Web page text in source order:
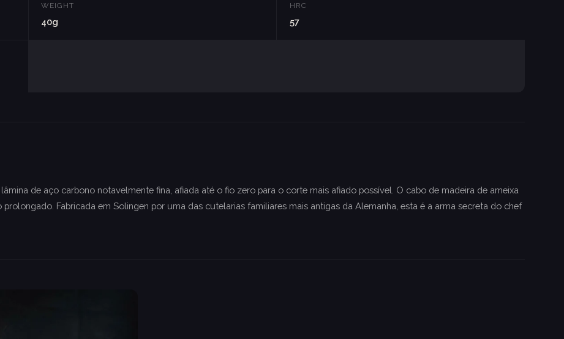
WEIGHT
40g
HRC
57
de aço carbono notavelmente fina, afiada até o fio zero para o corte mais afiado possível. O cabo de madeira de ameixa
Fabricada em Solingen por uma das cutelarias familiares mais antigas da Alemanha, esta é a arma secreta do chef